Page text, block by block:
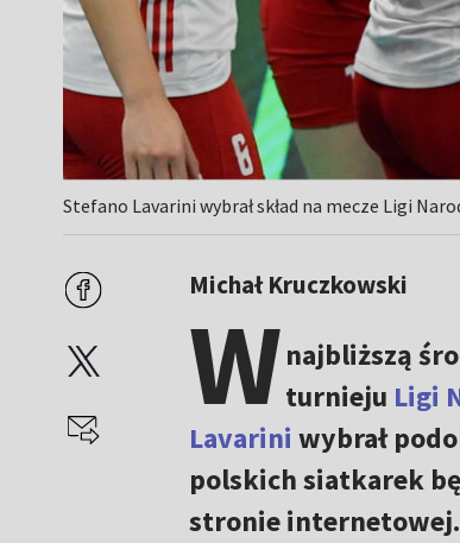
Stefano Lavarini wybrał skład na mecze Ligi
Michał Kruczkowski
Wnajbliższą
turnieju Ligi
Lavarini wybrał
polskich siatkarek
stronie internetowej.